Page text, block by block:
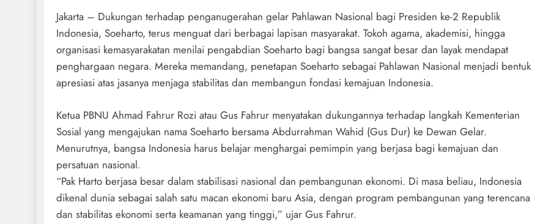
Jakarta – Dukungan terhadap penganugerahan gelar Pahlawan Nasional bagi Presiden ke-2 Republik
Indonesia, Soeharto, terus menguat dari berbagai lapisan masyarakat. Tokoh agama, akademisi, hingga
organisasi kemasyarakatan menilai pengabdian Soeharto bagi bangsa sangat besar dan layak mendapat
penghargaan negara. Mereka memandang, penetapan Soeharto sebagai Pahlawan Nasional menjadi bentuk
apresiasi atas jasanya menjaga stabilitas dan membangun fondasi kemajuan Indonesia.
Ketua PBNU Ahmad Fahrur Rozi atau Gus Fahrur menyatakan dukungannya terhadap langkah Kementerian
Sosial yang mengajukan nama Soeharto bersama Abdurrahman Wahid (Gus Dur) ke Dewan Gelar.
Menurutnya, bangsa Indonesia harus belajar menghargai pemimpin yang berjasa bagi kemajuan dan
persatuan nasional.
“Pak Harto berjasa besar dalam stabilisasi nasional dan pembangunan ekonomi. Di masa beliau, Indonesia
dikenal dunia sebagai salah satu macan ekonomi baru Asia, dengan program pembangunan yang terencana
dan stabilitas ekonomi serta keamanan yang tinggi,” ujar Gus Fahrur.